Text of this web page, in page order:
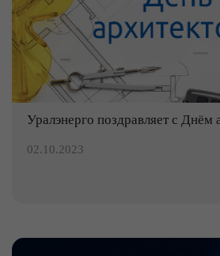
Уралэнерго поздравляет с Днём
02.10.2023